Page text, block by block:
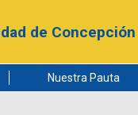
de Concepción
Nuestra Pauta